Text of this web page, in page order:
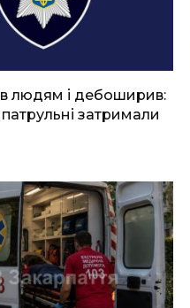
людям і дебоширив:
затримали